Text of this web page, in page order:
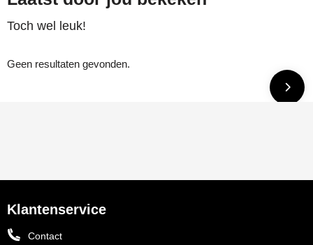
Toch wel leuk!
Geen resultaten gevonden.
Klantenservice
Contact